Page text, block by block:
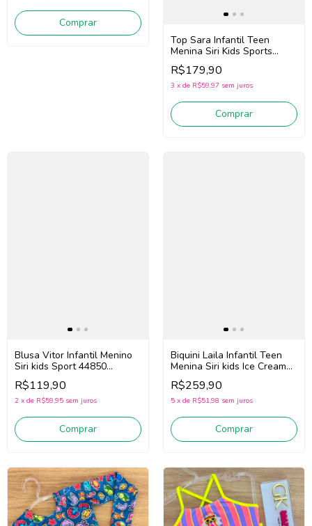
Comprar
Top Sara Infantil Teen
Menina Siri Kids Sports
Trilobal 44599 (Marinho)
R$179,90
3 x de R$59,97 sem juros
Comprar
Blusa Vitor Infantil Menino
Siri kids Sport 44850
(Marinho)
R$119,90
2 x de R$59,95 sem juros
Comprar
Biquini Laila Infantil Teen
Menina Siri kids Ice Cream
43011 (Roxo)
R$259,90
5 x de R$51,98 sem juros
Comprar